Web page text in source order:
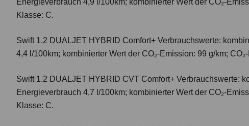
Energieverbrauch 4,9 l/100km; kombinierter Wert der CO₂-
Klasse: C.
Swift 1.2 DUALJET HYBRID Comfort+ Verbrauchswerte:
4,4 l/100km; kombinierter Wert der CO₂-Emission: 99 g/km;
Swift 1.2 DUALJET HYBRID CVT Comfort+ Verbrauchswerte:
Energieverbrauch 4,7 l/100km; kombinierter Wert der CO₂-
Klasse: C.